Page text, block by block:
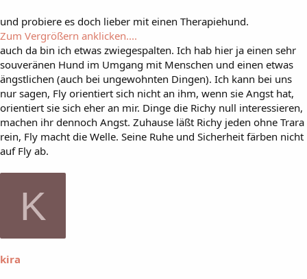
und probiere es doch lieber mit einen Therapiehund.
Zum Vergrößern anklicken....
auch da bin ich etwas zwiegespalten. Ich hab hier ja einen sehr
souveränen Hund im Umgang mit Menschen und einen etwas
ängstlichen (auch bei ungewohnten Dingen). Ich kann bei uns
nur sagen, Fly orientiert sich nicht an ihm, wenn sie Angst hat,
orientiert sie sich eher an mir. Dinge die Richy null interessieren,
machen ihr dennoch Angst. Zuhause läßt Richy jeden ohne Trara
rein, Fly macht die Welle. Seine Ruhe und Sicherheit färben nicht
auf Fly ab.
K
kira